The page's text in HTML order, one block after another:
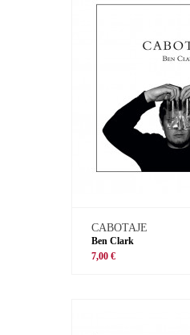
CABOTAJE
Ben Clark
7,00 €